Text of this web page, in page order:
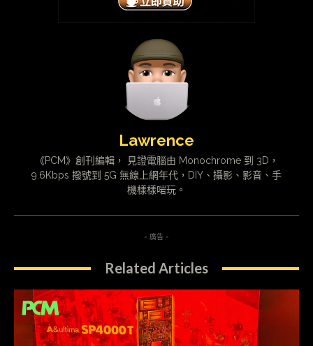
Lawrence
《PCM》創刊編輯， 見證電腦由 Monochrome 到 3D，
9.6Kbps 撥號到 5G 無線上網年代，DIY、攝影、影音、手
機樣樣啱玩。
- 廣告 -
Related Articles